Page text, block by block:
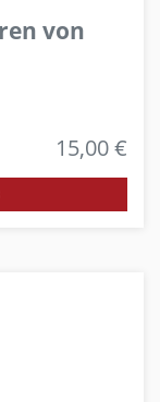
von
15,00 €